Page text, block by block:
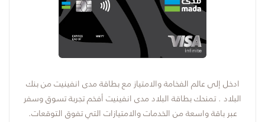
ادخل إلى عالم الفخامة والامتياز مع بطاقة مدى انفينيت من بنك
البلاد . تمنحك بطاقة البلاد مدى انفينيت أفخم تجربة تسوق وسفر
عبر باقة واسعة من الخدمات والامتيازات التي تفوق التوقعات.